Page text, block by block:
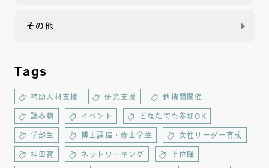
その他
Tags
補助人材支援 研究支援 他機関開催
読み物 イベント どなたでも参加OK
学部生 博士課程・修士学生 女性リーダー育成
桂田賞 ネットワーキング 上位職